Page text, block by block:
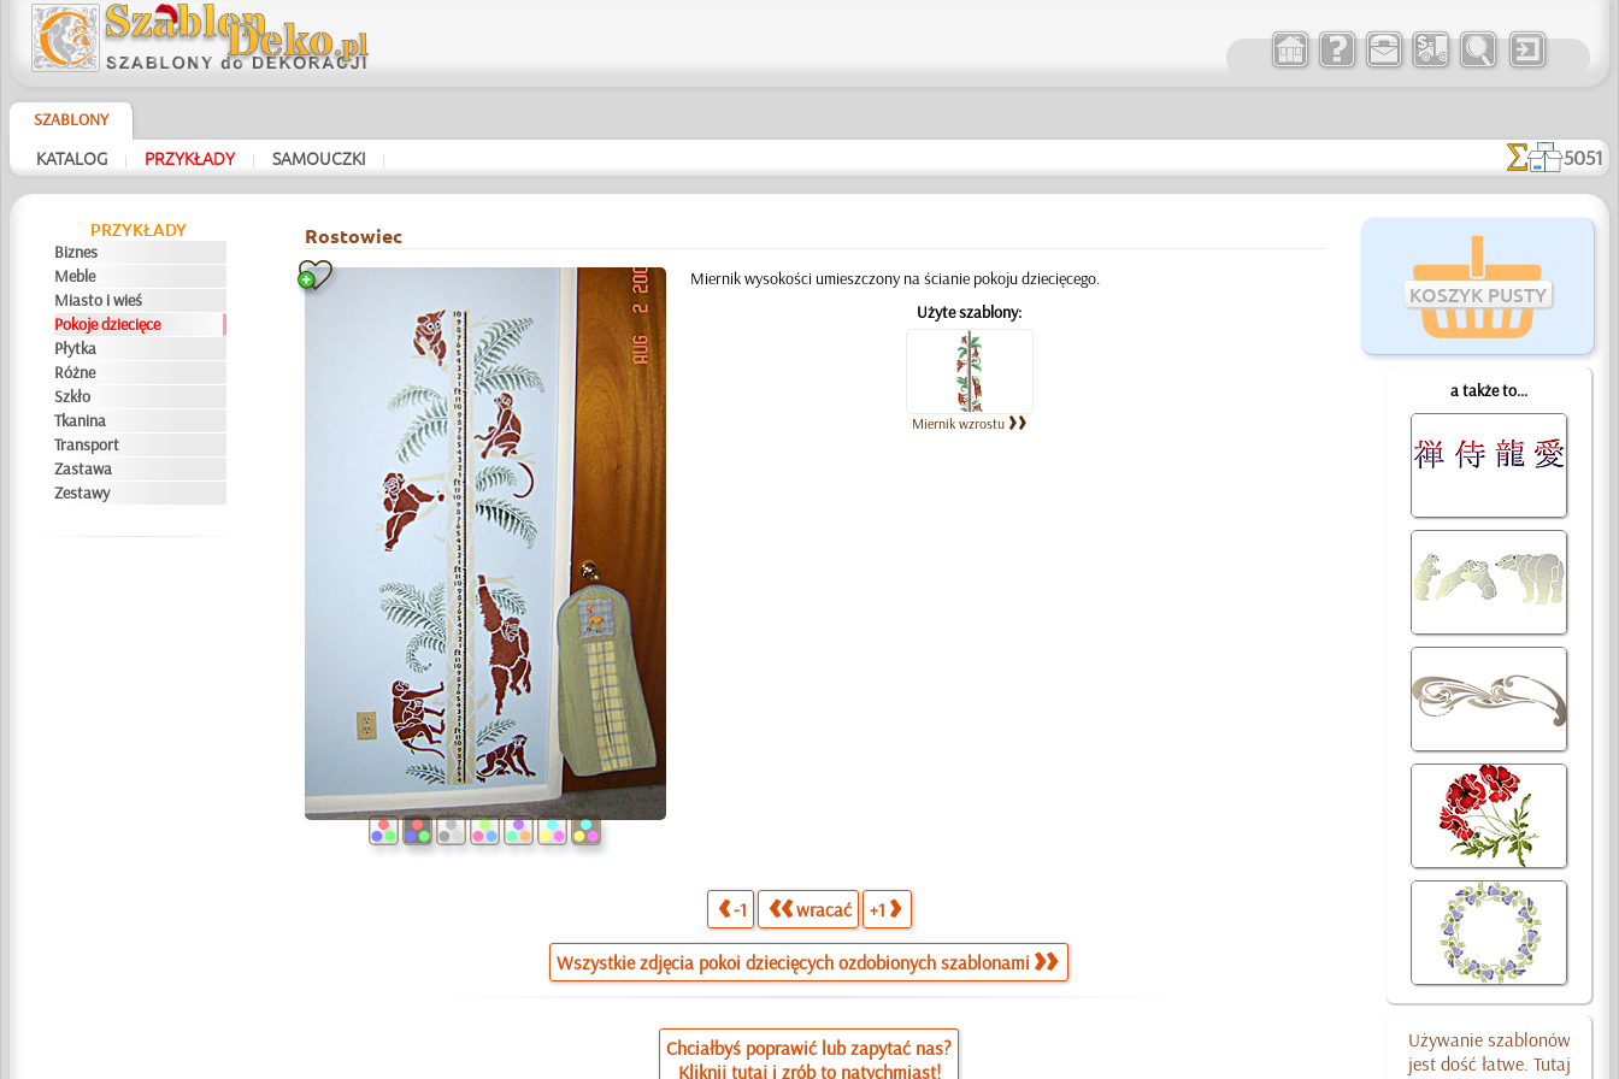
SZABLONY
KATALOG | PRZYKŁADY | SAMOUCZKI | 5051
PRZYKŁADY
Biznes
Meble
Miasto i wieś
Pokoje dziecięce
Płytka
Różne
Szkło
Tkanina
Transport
Zastawa
Zestawy
KOSZYK PUSTY
a także to...
Używanie szablonów
jest dość łatwe. Tutaj
Rostowiec
Miernik wysokości umieszczony na ścianie pokoju dziecięcego.
Użyte szablony:
Miernik wzrostu
-1 wracać +1
Wszystkie zdjęcia pokoi dziecięcych ozdobionych szablonami
Chciałbyś poprawić lub zapytać nas?
Kliknij tutaj i zrób to natychmiast!